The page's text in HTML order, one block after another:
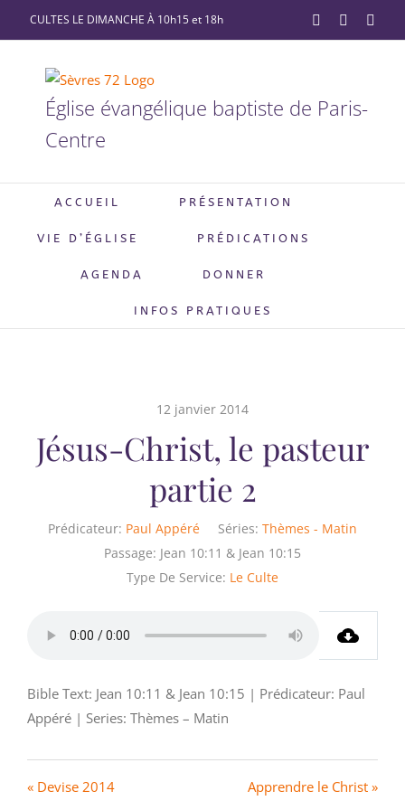
Passer
au
CULTES LE DIMANCHE À 10h15 et 18h YouTubeFacebook
Église évangélique baptiste de Paris-
Centre
ACCUEIL PRÉSENTATION
VIE D’ÉGLISE PRÉDICATIONS
AGENDA DONNER
INFOS PRATIQUES
12 janvier 2014
Jésus-Christ, le pasteur
partie 2
Prédicateur: Paul Appéré Séries: Thèmes - Matin
Passage: Jean 10:11 & Jean 10:15
Type De Service: Le Culte
Bible Text: Jean 10:11 & Jean 10:15 | Prédicateur: Paul
Appéré | Series: Thèmes – Matin
« Devise 2014 Apprendre le Christ »